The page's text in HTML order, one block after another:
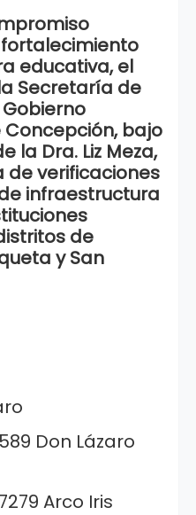
educativa, el
Secretaría de
bajo
la Dra. Liz Meza,
de verificaciones
infraestructura
de
y San
Don Lázaro
Arco Iris